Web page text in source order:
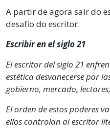
A partir de agora sair do
desafio do escritor.
Escribir en el siglo 21
El escritor del siglo 21
estética desvanecerse por
gobierno, mercado,
El orden de estos poderes
ellos controlan al escritor